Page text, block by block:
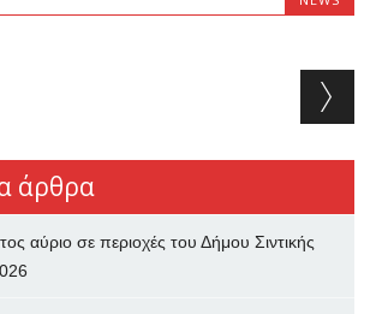
άρθρα
αύριο σε περιοχές του Δήμου Σιντικής